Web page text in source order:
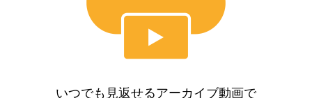
いつでも見返せるアーカイブ動画で